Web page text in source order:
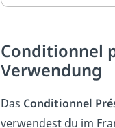
Conditionnel
Verwendung
Das Conditionnel
verwendest du im